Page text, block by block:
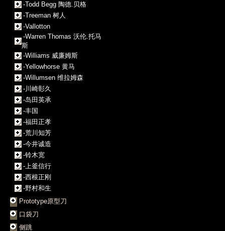
-Todd Begg 陶德.贝格
-Treeman 树人
-Vallotton
-Warren Thomas 沃伦.托马
斯
-Williams 威廉姆斯
-Yellowhorse 黄马
-Willumsen 维拉姆森
-川崎彰久
-岛田英承
-丰国
-福田正孝
-荒川知芳
-今井诚造
-铃木宽
-上釜信行
-西根正刚
-野村和生
Prototype原型刀
口袋刀
侧跳